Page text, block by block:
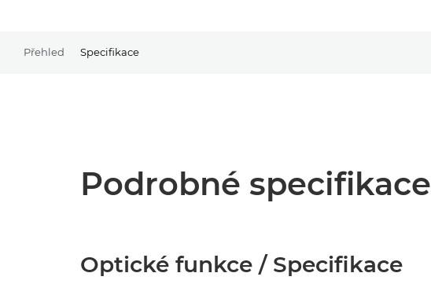
Přehled Specifikace
Podrobné specifikace
Optické funkce / Specifikace